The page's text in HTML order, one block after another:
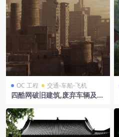
OC 工程 交通-车船-飞机
四酷网破旧建筑,废弃车辆及荒